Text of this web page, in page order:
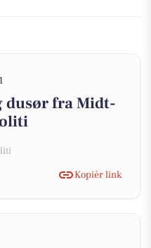
dusør fra Midt-
Kopiér link